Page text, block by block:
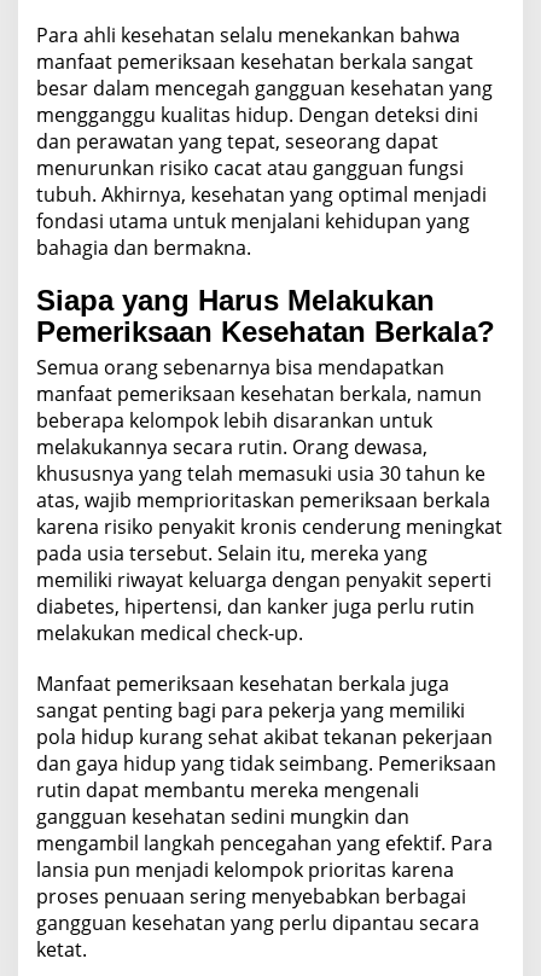
Para ahli kesehatan selalu menekankan bahwa
manfaat pemeriksaan kesehatan berkala sangat
besar dalam mencegah gangguan kesehatan yang
mengganggu kualitas hidup. Dengan deteksi dini
dan perawatan yang tepat, seseorang dapat
menurunkan risiko cacat atau gangguan fungsi
tubuh. Akhirnya, kesehatan yang optimal menjadi
fondasi utama untuk menjalani kehidupan yang
bahagia dan bermakna.
Siapa yang Harus Melakukan
Pemeriksaan Kesehatan Berkala?
Semua orang sebenarnya bisa mendapatkan
manfaat pemeriksaan kesehatan berkala, namun
beberapa kelompok lebih disarankan untuk
melakukannya secara rutin. Orang dewasa,
khususnya yang telah memasuki usia 30 tahun ke
atas, wajib memprioritaskan pemeriksaan berkala
karena risiko penyakit kronis cenderung meningkat
pada usia tersebut. Selain itu, mereka yang
memiliki riwayat keluarga dengan penyakit seperti
diabetes, hipertensi, dan kanker juga perlu rutin
melakukan medical check-up.
Manfaat pemeriksaan kesehatan berkala juga
sangat penting bagi para pekerja yang memiliki
pola hidup kurang sehat akibat tekanan pekerjaan
dan gaya hidup yang tidak seimbang. Pemeriksaan
rutin dapat membantu mereka mengenali
gangguan kesehatan sedini mungkin dan
mengambil langkah pencegahan yang efektif. Para
lansia pun menjadi kelompok prioritas karena
proses penuaan sering menyebabkan berbagai
gangguan kesehatan yang perlu dipantau secara
ketat.